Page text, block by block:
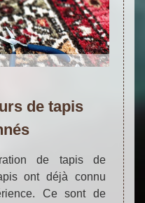
de tapis
de tapis de
ont déjà connu
Ce sont de